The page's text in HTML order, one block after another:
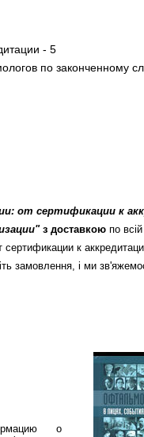
- 5
по законченному
от сертификации к
з доставкою по
к
замовлення, і ми
о